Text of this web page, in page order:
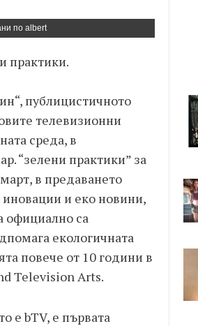
по albert
практики.
публицистичното
телевизионни
среда, в
“зелени практики” за
в предаването
иновации и еко новини,
официално са
екологичната
повече от 10 години в
Television Arts.
е bTV, е първата